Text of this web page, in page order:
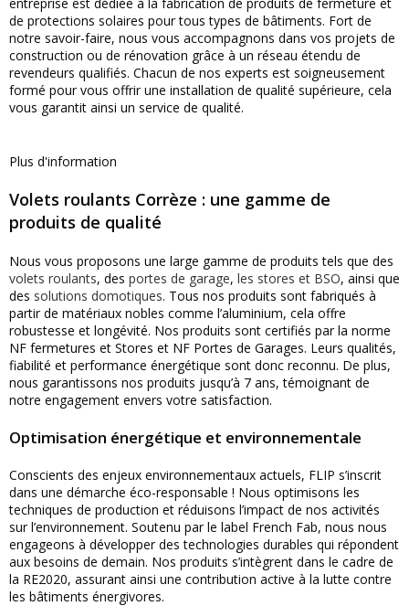
de protections solaires pour tous types de bâtiments. Fort de
notre savoir-faire, nous vous accompagnons dans vos projets de
construction ou de rénovation grâce à un réseau étendu de
revendeurs qualifiés. Chacun de nos experts est soigneusement
formé pour vous offrir une installation de qualité supérieure, cela
vous garantit ainsi un service de qualité.
Plus d'information
Volets roulants Corrèze : une gamme de
produits de qualité
Nous vous proposons une large gamme de produits tels que des
volets roulants, des portes de garage, les stores et BSO, ainsi que
des solutions domotiques. Tous nos produits sont fabriqués à
partir de matériaux nobles comme l’aluminium, cela offre
robustesse et longévité. Nos produits sont certifiés par la norme
NF fermetures et Stores et NF Portes de Garages. Leurs qualités,
fiabilité et performance énergétique sont donc reconnu. De plus,
nous garantissons nos produits jusqu’à 7 ans, témoignant de
notre engagement envers votre satisfaction.
Optimisation énergétique et environnementale
Conscients des enjeux environnementaux actuels, FLIP s’inscrit
dans une démarche éco-responsable ! Nous optimisons les
techniques de production et réduisons l’impact de nos activités
sur l’environnement. Soutenu par le label French Fab, nous nous
engageons à développer des technologies durables qui répondent
aux besoins de demain. Nos produits s’intègrent dans le cadre de
la RE2020, assurant ainsi une contribution active à la lutte contre
les bâtiments énergivores.